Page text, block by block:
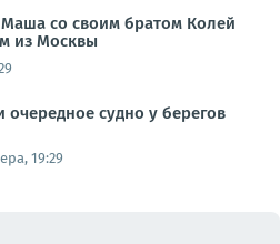
со своим братом Колей
из Москвы
судно у берегов
19:29